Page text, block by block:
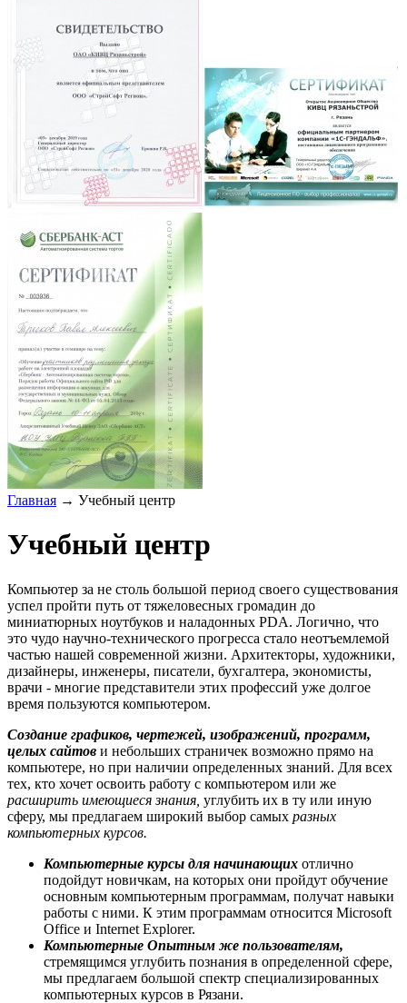
Главная → Учебный центр
Учебный центр
Компьютер за не столь большой период своего существования
успел пройти путь от тяжеловесных громадин до
миниатюрных ноутбуков и наладонных PDA. Логично, что
это чудо научно-технического прогресса стало неотъемлемой
частью нашей современной жизни. Архитекторы, художники,
дизайнеры, инженеры, писатели, бухгалтера, экономисты,
врачи - многие представители этих профессий уже долгое
время пользуются компьютером.
Создание графиков, чертежей, изображений, программ,
целых сайтов и небольших страничек возможно прямо на
компьютере, но при наличии определенных знаний. Для всех
тех, кто хочет освоить работу с компьютером или же
расширить имеющиеся знания, углубить их в ту или иную
сферу, мы предлагаем широкий выбор самых разных
компьютерных курсов.
Компьютерные курсы для начинающих отлично
подойдут новичкам, на которых они пройдут обучение
основным компьютерным программам, получат навыки
работы с ними. К этим программам относится Microsoft
Office и Internet Explorer.
Компьютерные Опытным же пользователям,
стремящимся углубить познания в определенной сфере,
мы предлагаем большой спектр специализированных
компьютерных курсов в Рязани.